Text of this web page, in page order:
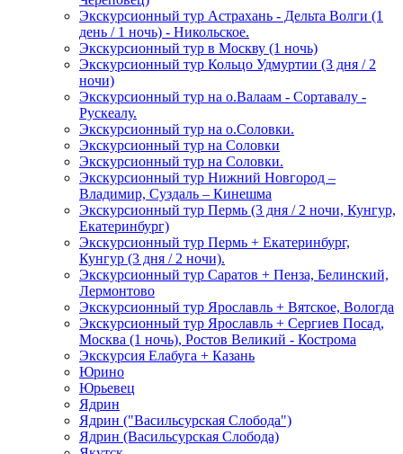
Экскурсионный тур Астрахань - Дельта Волги (1
день / 1 ночь) - Никольское.
Экскурсионный тур в Москву (1 ночь)
Экскурсионный тур Кольцо Удмуртии (3 дня / 2
ночи)
Экскурсионный тур на о.Валаам - Сортавалу -
Рускеалу.
Экскурсионный тур на о.Соловки.
Экскурсионный тур на Соловки
Экскурсионный тур на Соловки.
Экскурсионный тур Нижний Новгород –
Владимир, Суздаль – Кинешма
Экскурсионный тур Пермь (3 дня / 2 ночи, Кунгур,
Екатеринбург)
Экскурсионный тур Пермь + Екатеринбург,
Кунгур (3 дня / 2 ночи).
Экскурсионный тур Саратов + Пенза, Белинский,
Лермонтово
Экскурсионный тур Ярославль + Вятское, Вологда
Экскурсионный тур Ярославль + Сергиев Посад,
Москва (1 ночь), Ростов Великий - Кострома
Экскурсия Елабуга + Казань
Юрино
Юрьевец
Ядрин
Ядрин ("Васильсурская Слобода")
Ядрин (Васильсурская Слобода)